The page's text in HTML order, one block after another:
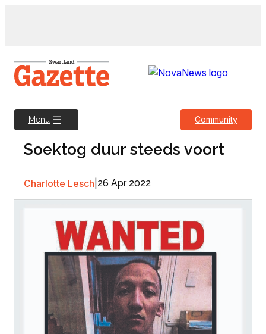
Menu Community
Soektog duur steeds voort
Charlotte Lesch 26 Apr 2022